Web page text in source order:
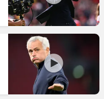
תנאי שימוש
מדיניות פרטיות
תקנון פעילות ספורט 1
ספורט אתגרי ואקסטרים
אומנויות לחימה